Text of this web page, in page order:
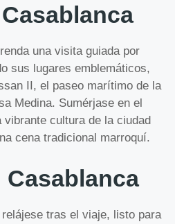
una visita guiada por
sus lugares emblemáticos,
II, el paseo marítimo de la
Medina. Sumérjase en el
cultura de la ciudad
cena tradicional marroquí.
Casablanca
tras el viaje, listo para